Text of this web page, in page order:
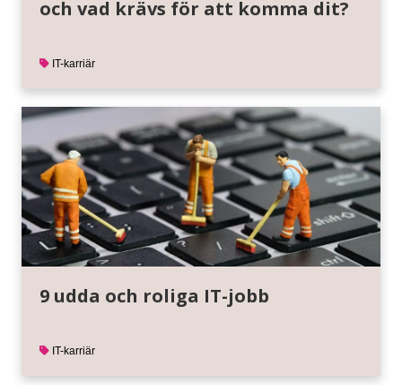
och vad krävs för att komma dit?
IT-karriär
9 udda och roliga IT-jobb
IT-karriär